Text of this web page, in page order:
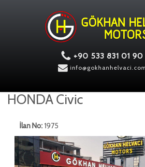
+90 533 831 01 90
HONDA Civic
İlan No: 1975